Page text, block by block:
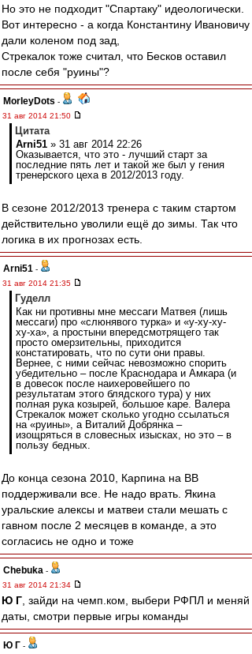
Но это не подходит "Спартаку" идеологически.
Вот интересно - а когда Константину Ивановичу
дали коленом под зад,
Стрекалок тоже считал, что Бесков оставил
после себя "руины"?
MorleyDots -
31 авг 2014 21:50
Цитата
Arni51 » 31 авг 2014 22:26
Оказывается, что это - лучший старт за
последние пять лет и такой же был у гения
тренерского цеха в 2012/2013 году.
В сезоне 2012/2013 тренера с таким стартом
действительно уволили ещё до зимы. Так что
логика в их прогнозах есть.
Arni51 -
31 авг 2014 21:35
Гуделл
Как ни противны мне мессаги Матвея (лишь
мессаги) про «слюнявого турка» и «у-ху-ху-
ху-ха», а простыни впередсмотрящего так
просто омерзительны, приходится
констатировать, что по сути они правы.
Вернее, с ними сейчас невозможно спорить
убедительно – после Краснодара и Амкара (и
в довесок после наихеровейшего по
результатам этого блядского тура) у них
полная рука козырей, большое каре. Валера
Стрекалок может сколько угодно ссылаться
на «руины», а Виталий Добрянка –
изощряться в словесных изысках, но это – в
пользу бедных.
До конца сезона 2010, Карпина на ВВ
поддерживали все. Не надо врать. Якина
уральские алексы и матвеи стали мешать с
гавном после 2 месяцев в команде, а это
согласись не одно и тоже
Chebuka -
31 авг 2014 21:34
Ю Г , зайди на чемп.ком, выбери РФПЛ и меняй
даты, смотри первые игры команды
Ю Г -